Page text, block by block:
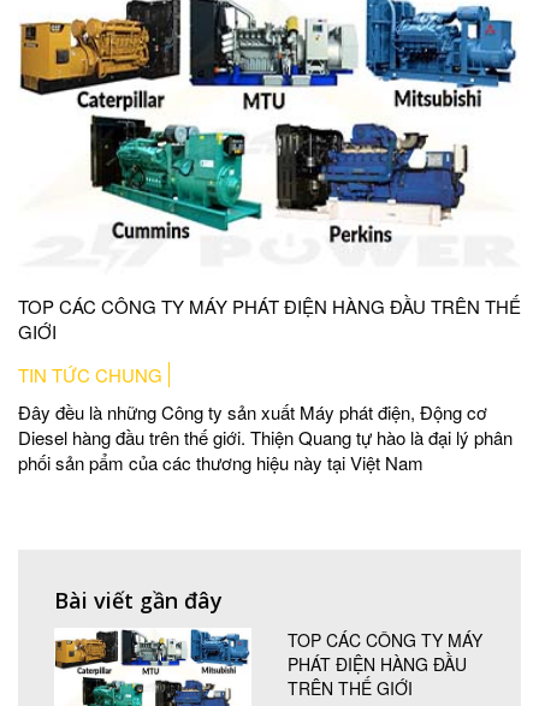
TOP CÁC CÔNG TY MÁY PHÁT ĐIỆN HÀNG ĐẦU TRÊN THẾ
GIỚI
TIN TỨC CHUNG
Đây đều là những Công ty sản xuất Máy phát điện, Động cơ
Diesel hàng đầu trên thế giới. Thiện Quang tự hào là đại lý phân
phối sản pẩm của các thương hiệu này tại Việt Nam
Bài viết gần đây
TOP CÁC CÔNG TY MÁY
PHÁT ĐIỆN HÀNG ĐẦU
TRÊN THẾ GIỚI